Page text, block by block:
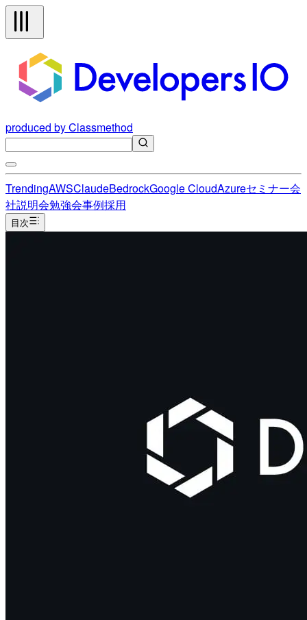
produced by Classmethod
TrendingAWSClaudeBedrockGoogle CloudAzureセミナー会
社説明会勉強会事例採用
目次